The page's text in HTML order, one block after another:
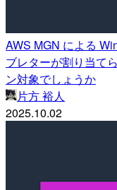
AWS MGN による
ブレターが割り当て
ン対象でしょうか
片方 裕人
2025.10.02